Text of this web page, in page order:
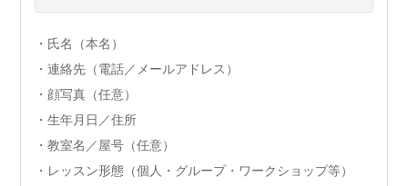
・氏名（本名）
・連絡先（電話／メールアドレス）
・顔写真（任意）
・生年月日／住所
・教室名／屋号（任意）
・レッスン形態（個人・グループ・ワークショップ等）